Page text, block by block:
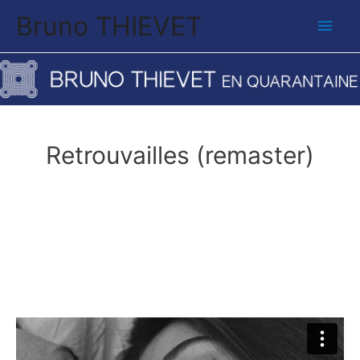
Bruno THIEVET
Retrouvailles (remaster)